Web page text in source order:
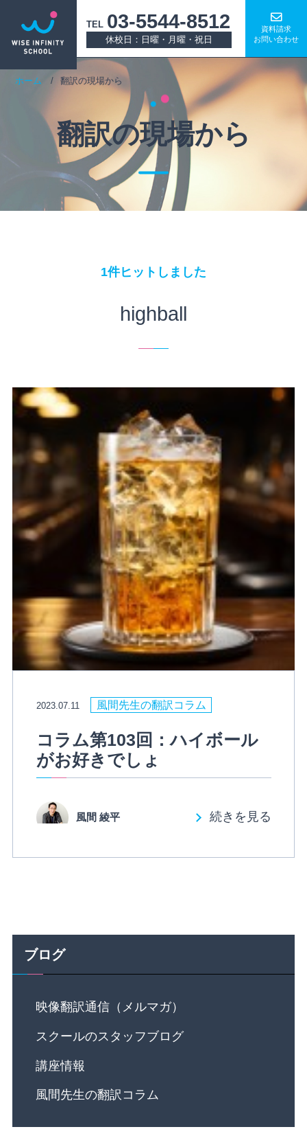
TEL 03-5544-8512
休校日：日曜・月曜・祝日
資料請求
お問い合わせ
ホーム 翻訳の現場から
翻訳の現場から
1件ヒットしました
highball
2023.07.11 風間先生の翻訳コラム
コラム第103回：ハイボール
がお好きでしょ
風間 綾平 続きを見る
ブログ
映像翻訳通信（メルマガ）
スクールのスタッフブログ
講座情報
風間先生の翻訳コラム